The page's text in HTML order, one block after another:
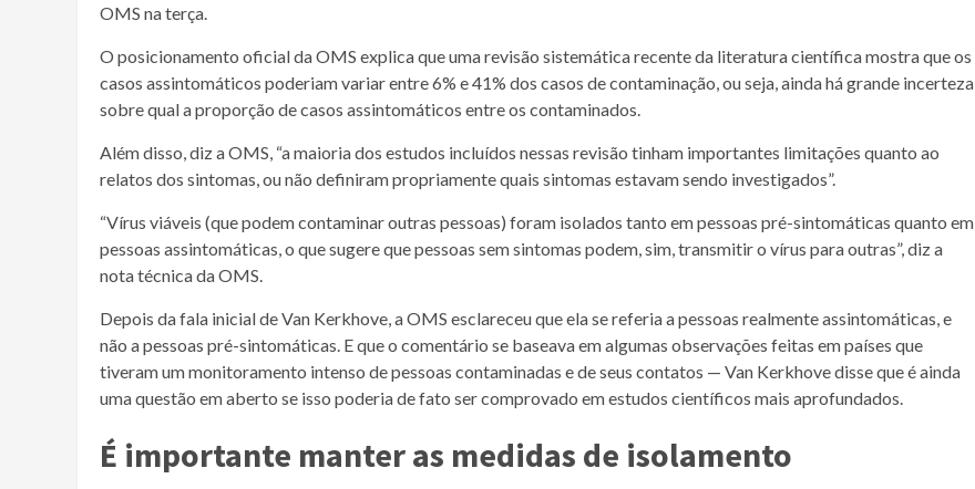
OMS na terça.
O posicionamento oficial da OMS explica que uma revisão sistemática recente da literatura científica mostra que os
casos assintomáticos poderiam variar entre 6% e 41% dos casos de contaminação, ou seja, ainda há grande incerteza
sobre qual a proporção de casos assintomáticos entre os contaminados.
Além disso, diz a OMS, “a maioria dos estudos incluídos nessas revisão tinham importantes limitações quanto ao
relatos dos sintomas, ou não definiram propriamente quais sintomas estavam sendo investigados”.
“Vírus viáveis (que podem contaminar outras pessoas) foram isolados tanto em pessoas pré-sintomáticas quanto em
pessoas assintomáticas, o que sugere que pessoas sem sintomas podem, sim, transmitir o vírus para outras”, diz a
nota técnica da OMS.
Depois da fala inicial de Van Kerkhove, a OMS esclareceu que ela se referia a pessoas realmente assintomáticas, e
não a pessoas pré-sintomáticas. E que o comentário se baseava em algumas observações feitas em países que
tiveram um monitoramento intenso de pessoas contaminadas e de seus contatos — Van Kerkhove disse que é ainda
uma questão em aberto se isso poderia de fato ser comprovado em estudos científicos mais aprofundados.
É importante manter as medidas de isolamento